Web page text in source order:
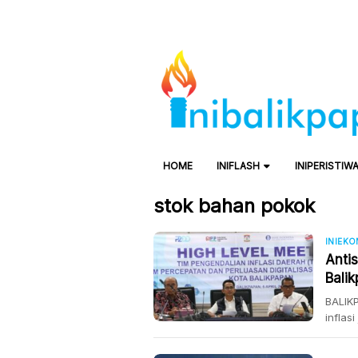
HOME INIFLASH INIPERISTIWA
stok bahan pokok
inflasi